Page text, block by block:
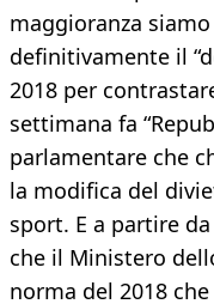
maggioranza
definitivamente il
2018 per
settimana fa
parlamentare che
la modifica del
sport. E a partire
che il Ministero
norma del 2018